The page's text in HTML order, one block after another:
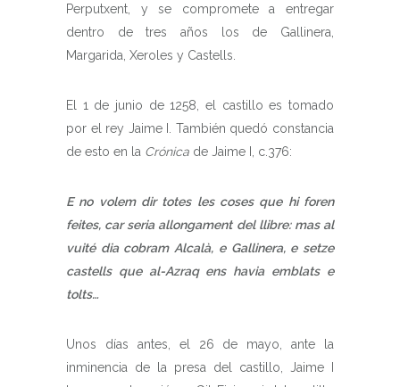
Perputxent, y se compromete a entregar
dentro de tres años los de Gallinera,
Margarida, Xeroles y Castells.
El 1 de junio de 1258, el castillo es tomado
por el rey Jaime I. También quedó constancia
de esto en la Crónica de Jaime I, c.376:
E no volem dir totes les coses que hi foren
feites, car seria allongament del llibre: mas al
vuité dia cobram Alcalà, e Gallinera, e setze
castells que al-Azraq ens havia emblats e
tolts…
Unos días antes, el 26 de mayo, ante la
inminencia de la presa del castillo, Jaime I